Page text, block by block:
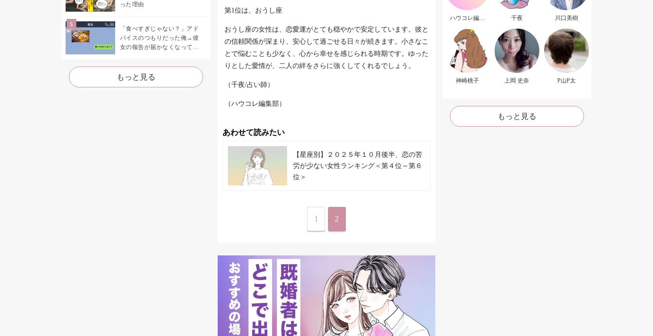
った理由
「食べすぎじゃない？」アド
バイスのつもりだった俺→彼
女の報告が届かなくなって、
た
もっと見る
第1位は、おうし座
おうし座の女性は、恋愛運がとても穏やかで安定しています。彼と
の信頼関係が深まり、安心して過ごせる日々が続きます。小さなこ
とで悩むことも少なく、心から幸せを感じられる時期です。ゆった
りとした愛情が、二人の絆をさらに強くしてくれるでしょう。
（千夜/占い師）
（ハウコレ編集部）
あわせて読みたい
【星座別】２０２５年１０月後半、恋の苦
労が少ない女性ランキング＜第４位～第６
位＞
1 2
ハウコレ編集
千夜 川口美樹
神崎桃子 上岡 史奈 P山P太
もっと見る